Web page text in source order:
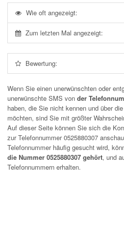
Wie oft angezeigt:
Zum letzten Mal angezeigt:
Bewertung:
Wenn Sie einen unerwünschten oder
unerwünschte SMS von der
haben, die Sie nicht kennen und über
möchten, sind Sie mit größter
Auf dieser Seite können Sie sich die
zur Telefonnummer0525880307
Telefonnummer häufig gesucht wird,
die Nummer 0525880307 gehört, und
Telefonnummern erhalten.